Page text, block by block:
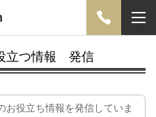
立つ情報 発信
お役立ち情報を発信していま